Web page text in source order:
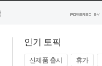
인기 토픽
신제품 출시 휴가